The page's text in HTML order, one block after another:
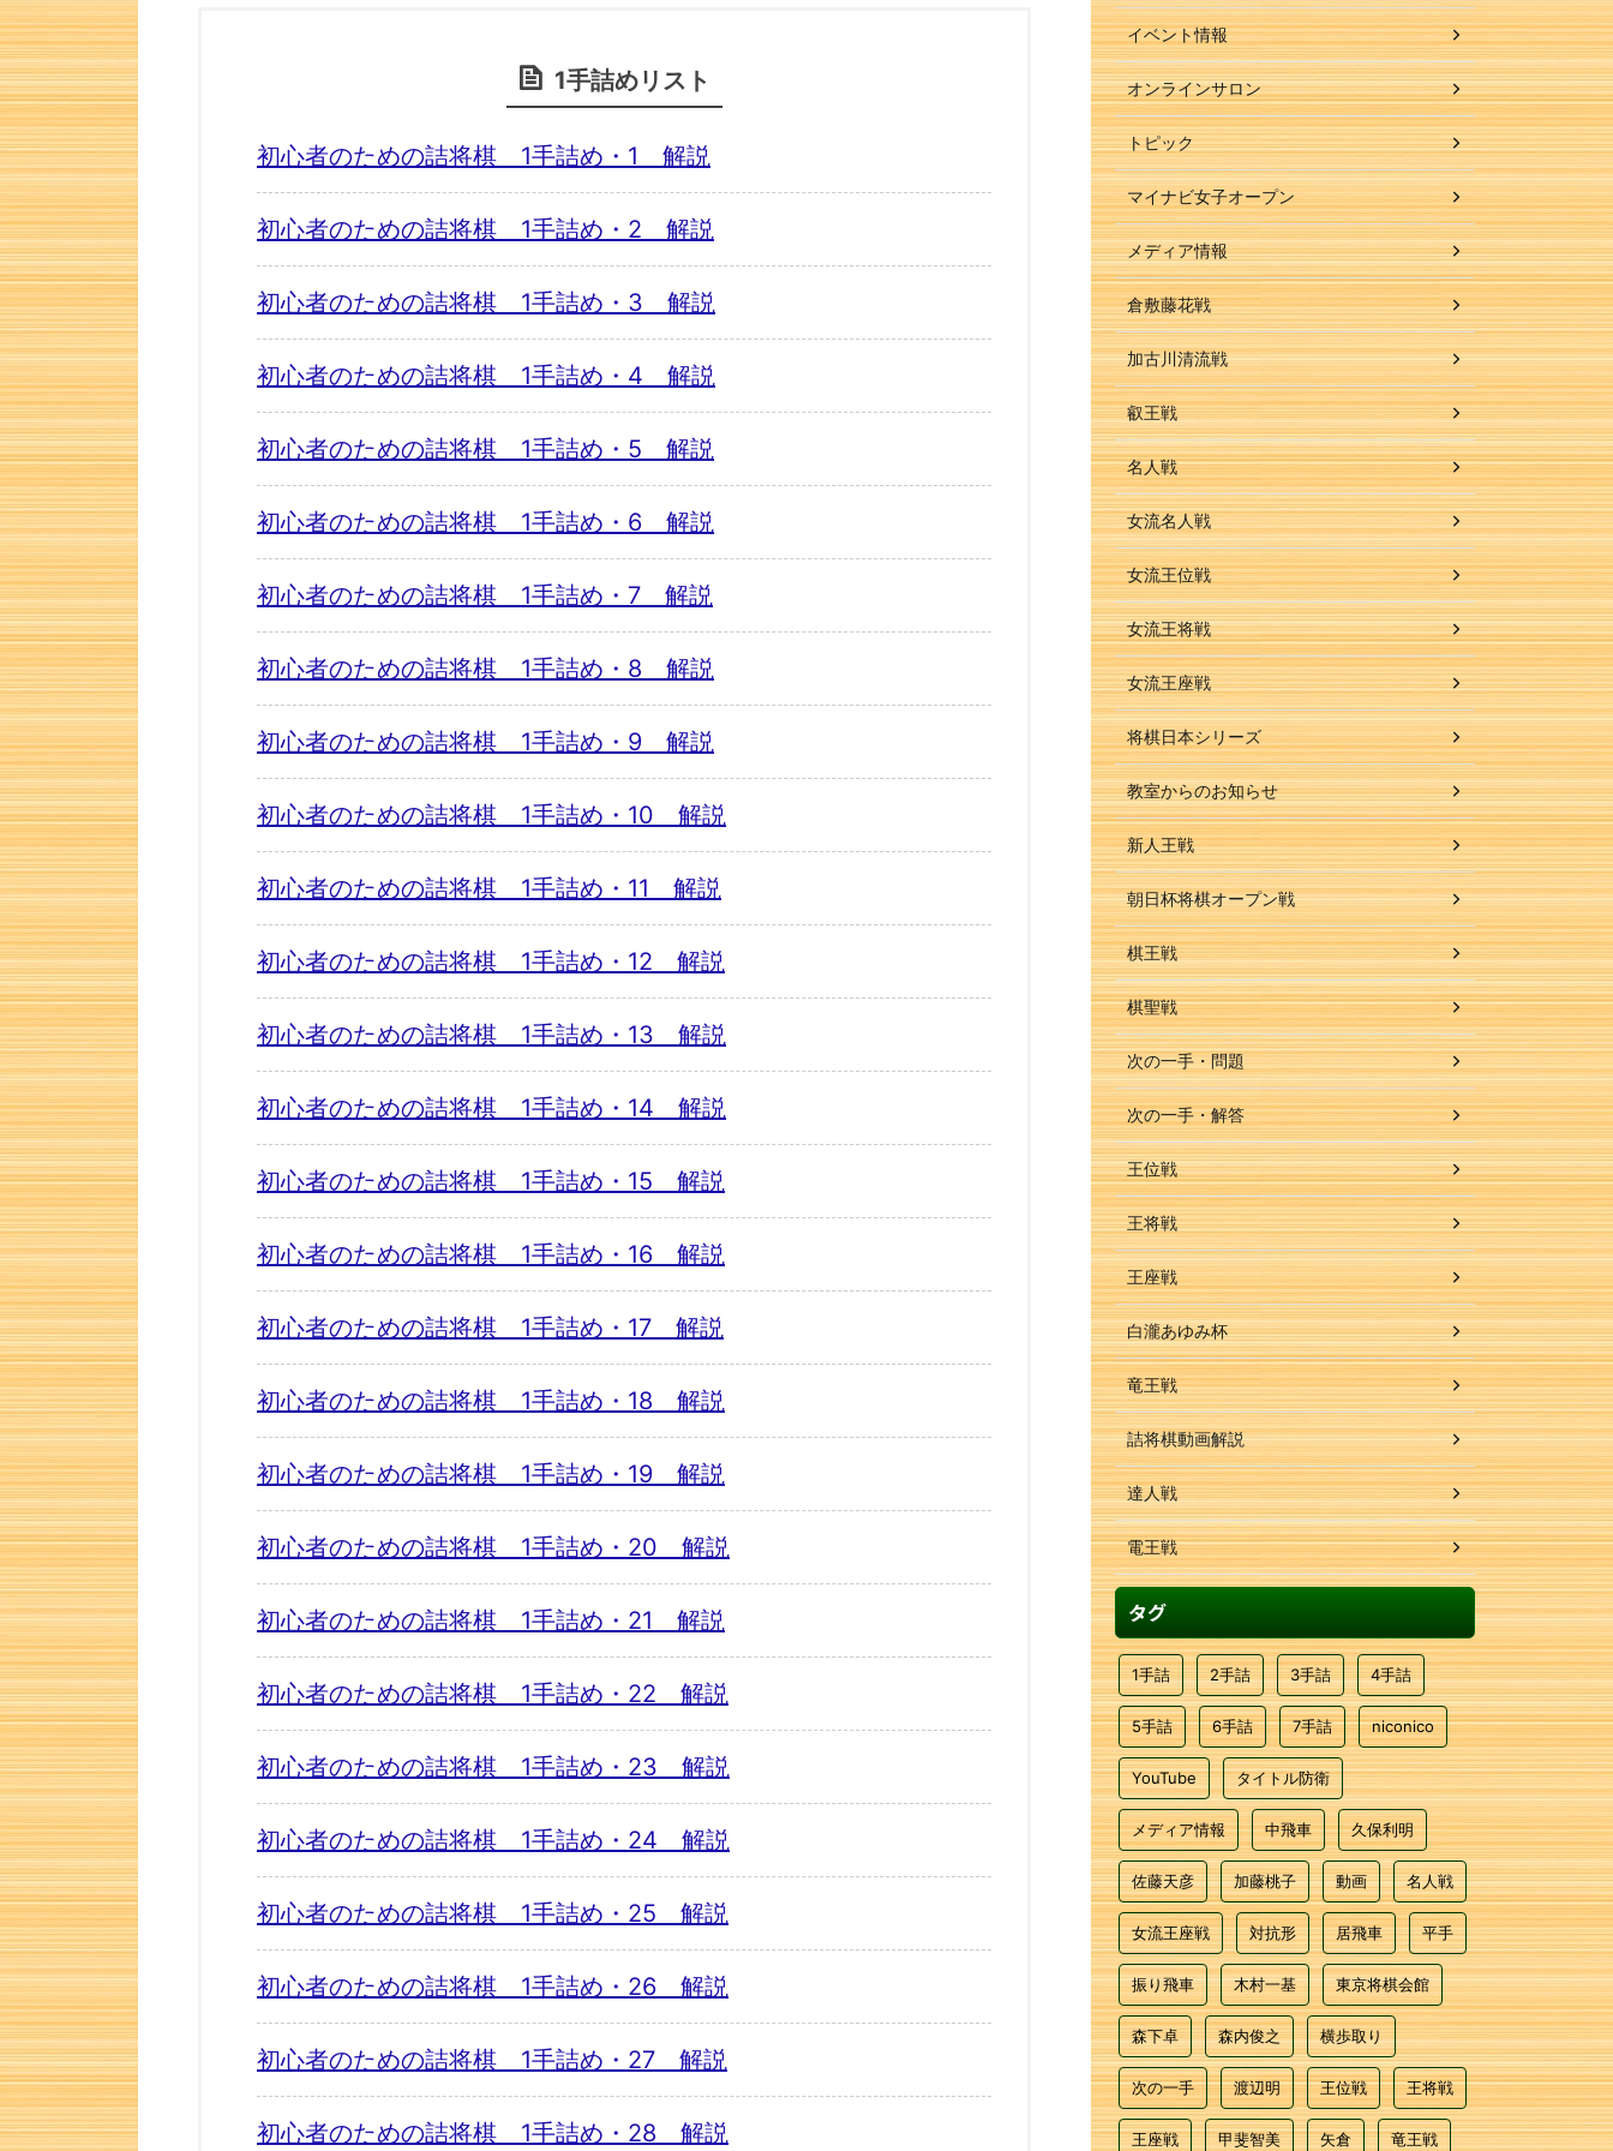
1手詰めリスト
初心者のための詰将棋 1手詰め・1 解説
初心者のための詰将棋 1手詰め・2 解説
初心者のための詰将棋 1手詰め・3 解説
初心者のための詰将棋 1手詰め・4 解説
初心者のための詰将棋 1手詰め・5 解説
初心者のための詰将棋 1手詰め・6 解説
初心者のための詰将棋 1手詰め・7 解説
初心者のための詰将棋 1手詰め・8 解説
初心者のための詰将棋 1手詰め・9 解説
初心者のための詰将棋 1手詰め・10 解説
初心者のための詰将棋 1手詰め・11 解説
初心者のための詰将棋 1手詰め・12 解説
初心者のための詰将棋 1手詰め・13 解説
初心者のための詰将棋 1手詰め・14 解説
初心者のための詰将棋 1手詰め・15 解説
初心者のための詰将棋 1手詰め・16 解説
初心者のための詰将棋 1手詰め・17 解説
初心者のための詰将棋 1手詰め・18 解説
初心者のための詰将棋 1手詰め・19 解説
初心者のための詰将棋 1手詰め・20 解説
初心者のための詰将棋 1手詰め・21 解説
初心者のための詰将棋 1手詰め・22 解説
初心者のための詰将棋 1手詰め・23 解説
初心者のための詰将棋 1手詰め・24 解説
初心者のための詰将棋 1手詰め・25 解説
初心者のための詰将棋 1手詰め・26 解説
初心者のための詰将棋 1手詰め・27 解説
初心者のための詰将棋 1手詰め・28 解説
イベント情報
オンラインサロン
トピック
マイナビ女子オープン
メディア情報
倉敷藤花戦
加古川清流戦
叡王戦
名人戦
女流名人戦
女流王位戦
女流王将戦
女流王座戦
将棋日本シリーズ
教室からのお知らせ
新人王戦
朝日杯将棋オープン戦
棋王戦
棋聖戦
次の一手・問題
次の一手・解答
王位戦
王将戦
王座戦
白瀧あゆみ杯
竜王戦
詰将棋動画解説
達人戦
電王戦
タグ
1手詰 2手詰 3手詰 4手詰
5手詰 6手詰 7手詰 niconico
YouTube タイトル防衛
メディア情報 中飛車 久保利明
佐藤天彦 加藤桃子 動画 名人戦
女流王座戦 対抗形 居飛車 平手
振り飛車 木村一基 東京将棋会館
森下卓 森内俊之 横歩取り
次の一手 渡辺明 王位戦 王将戦
王座戦 甲斐智美 矢倉 竜王戦